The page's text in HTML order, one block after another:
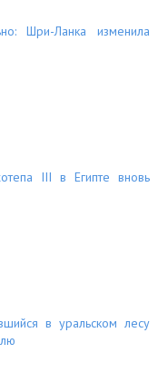
Шри-Ланка изменила
III в Египте вновь
в уральском лесу